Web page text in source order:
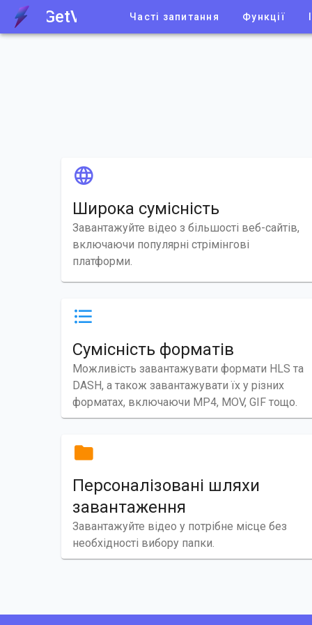
GetVid Часті запитання Функції
Широка сумісність
Завантажуйте відео з більшості веб-сайтів,
включаючи популярні стрімінгові
платформи.
Сумісність форматів
Можливість завантажувати формати HLS та
DASH, а також завантажувати їх у різних
форматах, включаючи MP4, MOV, GIF тощо.
Персоналізовані шляхи
завантаження
Завантажуйте відео у потрібне місце без
необхідності вибору папки.